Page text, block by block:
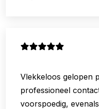
Vlekkeloos gelopen
professioneel
voorspoedig,